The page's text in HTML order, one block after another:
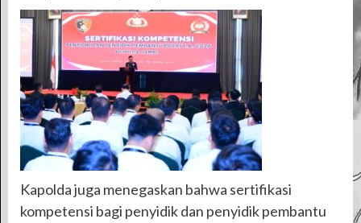
Kapolda juga menegaskan bahwa sertifikasi
kompetensi bagi penyidik dan penyidik pembantu